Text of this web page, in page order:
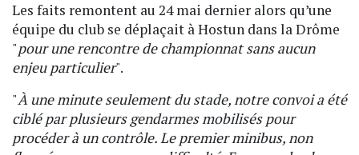
Les faits remontent au 24 mai dernier alors qu’une
équipe du club se déplaçait à Hostun dans la Drôme
"pour une rencontre de championnat sans aucun
enjeu particulier".
"À une minute seulement du stade, notre convoi a été
ciblé par plusieurs gendarmes mobilisés pour
procéder à un contrôle. Le premier minibus, non